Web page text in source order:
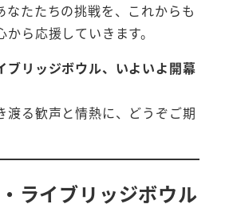
なたたちの挑戦を、これからも
ら応援していきます。
ブリッジボウル、いよいよ開幕
渡る歓声と情熱に、どうぞご期
ライブリッジボウル